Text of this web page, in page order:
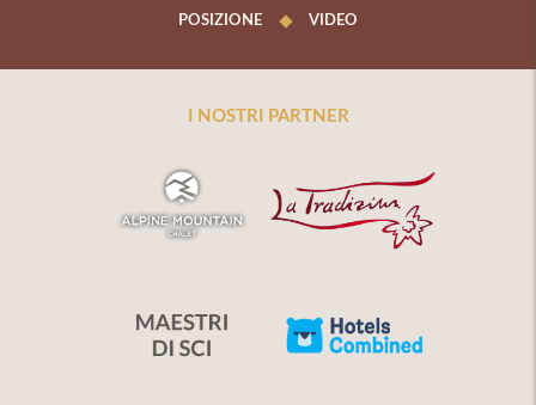
POSIZIONE VIDEO
I NOSTRI PARTNER